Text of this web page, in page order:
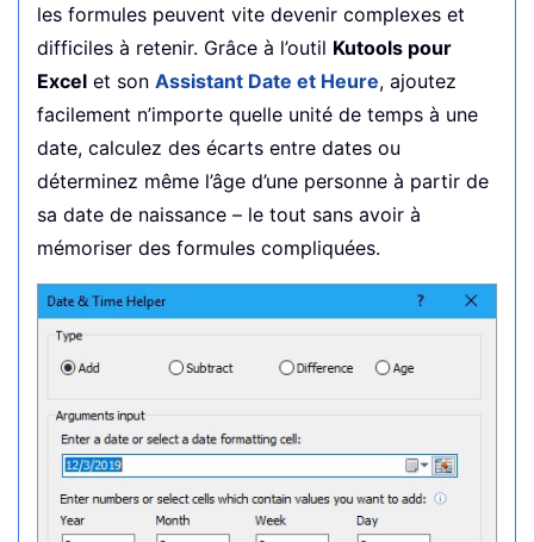
les formules peuvent vite devenir complexes et
difficiles à retenir. Grâce à l’outil Kutools pour
Excel et son Assistant Date et Heure, ajoutez
facilement n’importe quelle unité de temps à une
date, calculez des écarts entre dates ou
déterminez même l’âge d’une personne à partir de
sa date de naissance – le tout sans avoir à
mémoriser des formules compliquées.